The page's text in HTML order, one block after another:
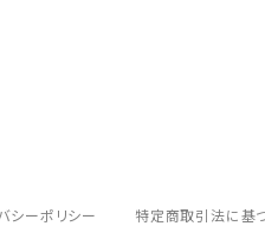
シーポリシー 特定商取引法に基